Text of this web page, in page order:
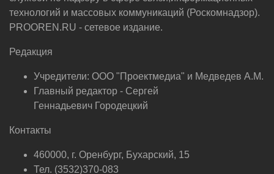
технологий и массовых коммуникаций (Роскомнадзор).
PROOREN.RU - сетевое издание.
Редакция
Учредители: ООО "Проектмедиа" и Медведев А.М.
Главный редактор - Сергей
Геннадьевич Городецкий
Контакты
460000, г. Оренбург, Бухарский, 15
Тел. (3532)370-083